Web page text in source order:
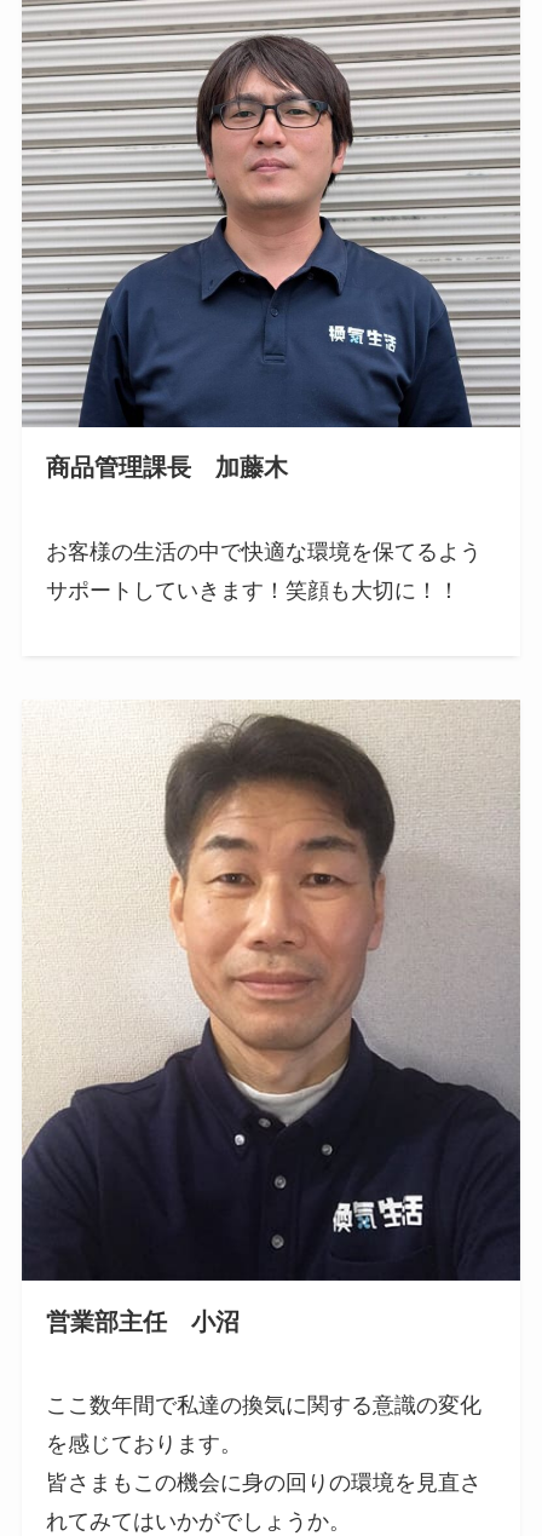
商品管理課長 加藤木
お客様の生活の中で快適な環境を保てるよう
サポートしていきます！笑顔も大切に！！
営業部主任 小沼
ここ数年間で私達の換気に関する意識の変化
を感じております。
皆さまもこの機会に身の回りの環境を見直さ
れてみてはいかがでしょうか。